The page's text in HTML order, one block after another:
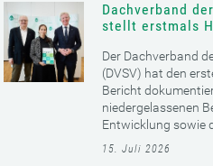
Dachverband
stellt erstmals
Der Dachverband
(DVSV) hat den
Bericht
niedergelassenen
Entwicklung sowie
15. Juli 2026